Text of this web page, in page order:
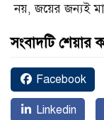
নয়, জয়ের জন্যই
সংবাদটি শেয়ার
Facebook
Linkedin